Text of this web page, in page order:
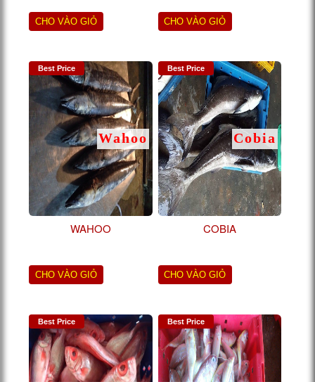
CHO VÀO GIỎ CHO VÀO GIỎ
Best Price
WAHOO
Wahoo
CHO VÀO GIỎ
Best Price
COBIA
Cobia
CHO VÀO GIỎ
Best Price Best Price